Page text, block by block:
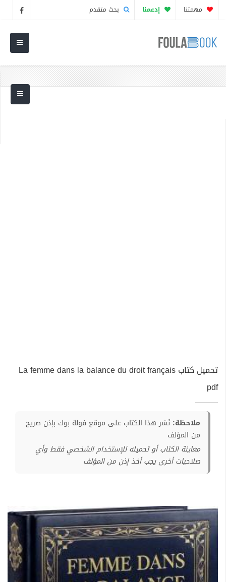
مهمتنا إدعمنا بحث متقدم
تحميل كتاب La femme dans la balance du droit français
pdf
ملاحظة: نُشر هذا الكتاب على موقع فولة بوك بإذن صريح
من المؤلف
معاينة الكتاب أو تحميله للإستخدام الشخصي فقط وأي
صلاحيات أخرى يجب أخذ إذن من المؤلف